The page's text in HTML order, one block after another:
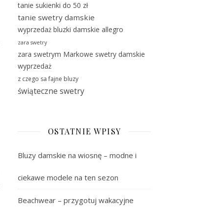
tanie sukienki do 50 zł
tanie swetry damskie
wyprzedaż bluzki damskie allegro
zara swetry
zara swetrym Markowe swetry damskie
wyprzedaż
z czego sa fajne bluzy
świąteczne swetry
OSTATNIE WPISY
Bluzy damskie na wiosnę – modne i
ciekawe modele na ten sezon
Beachwear – przygotuj wakacyjne